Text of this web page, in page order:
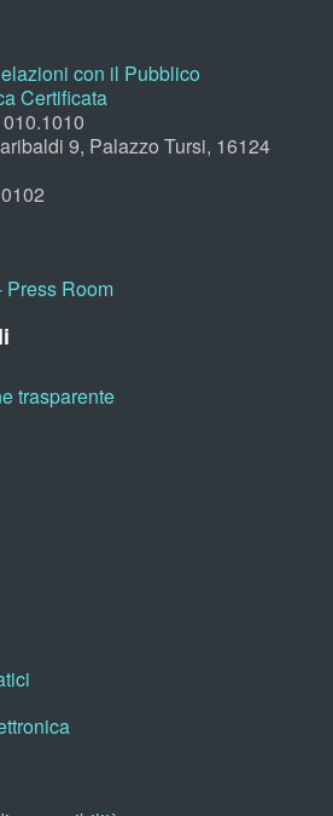
con il Pubblico
Certificata
9, Palazzo Tursi, 16124
Press Room
trasparente